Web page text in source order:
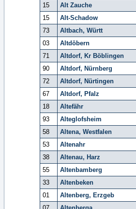
15
Alt Zauche
15
Alt-Schadow
73
Altbach, Württ
03
Altdöbern
71
Altdorf, Kr Böblingen
90
Altdorf, Nürnberg
72
Altdorf, Nürtingen
67
Altdorf, Pfalz
18
Altefähr
93
Alteglofsheim
58
Altena, Westfalen
53
Altenahr
38
Altenau, Harz
55
Altenbamberg
33
Altenbeken
01
Altenberg, Erzgeb